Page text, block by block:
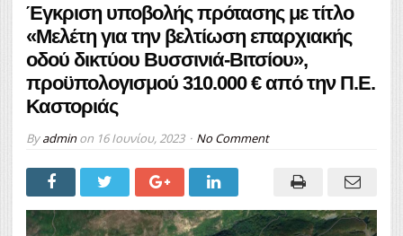
Έγκριση υποβολής πρότασης με τίτλο
«Μελέτη για την βελτίωση επαρχιακής
οδού δικτύου Βυσσινιά-Βιτσίου»,
προϋπολογισμού 310.000 € από την Π.Ε.
Καστοριάς
Byadminon 16 Ιουνίου, 2023 No Comment